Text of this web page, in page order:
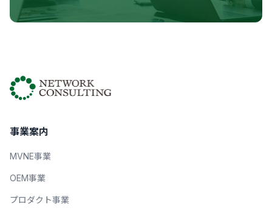
事業案内
MVNE事業
OEM事業
プロダクト事業